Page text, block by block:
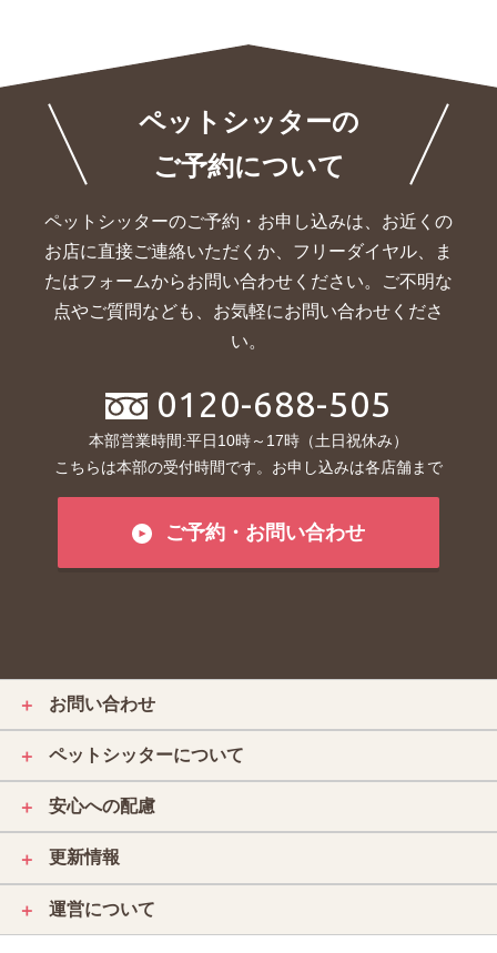
ペットシッターの
ご予約について
ペットシッターのご予約・お申し込みは、お近くの
お店に直接ご連絡いただくか、 フリーダイヤル、ま
たはフォームからお問い合わせください。ご不明な
点やご質問なども、お気軽にお問い合わせくださ
い。
0120-688-505
本部営業時間:平日10時～17時（土日祝休み）
こちらは本部の受付時間です。お申し込みは各店舗まで
ご予約・お問い合わせ
＋ お問い合わせ
＋ ペットシッターについて
＋ 安心への配慮
＋ 更新情報
＋ 運営について